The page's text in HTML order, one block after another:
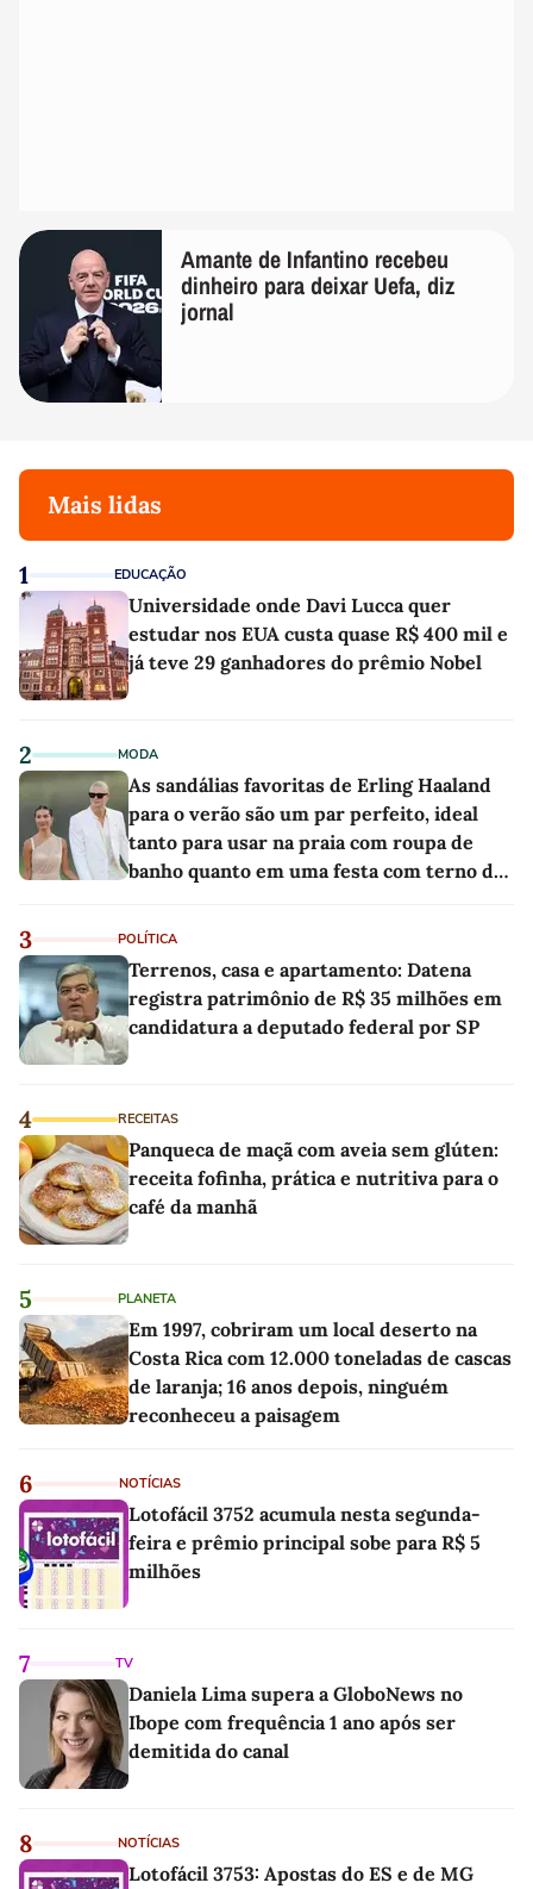
Amante de Infantino recebeu
dinheiro para deixar Uefa, diz
jornal
Mais lidas
1 EDUCAÇÃO
Universidade onde Davi Lucca quer
estudar nos EUA custa quase R$ 400 mil e
já teve 29 ganhadores do prêmio Nobel
2 MODA
As sandálias favoritas de Erling Haaland
para o verão são um par perfeito, ideal
tanto para usar na praia com roupa de
banho quanto em uma festa com terno de
3 POLÍTICA
Terrenos, casa e apartamento: Datena
registra patrimônio de R$ 35 milhões em
candidatura a deputado federal por SP
4 RECEITAS
Panqueca de maçã com aveia sem glúten:
receita fofinha, prática e nutritiva para o
café da manhã
5 PLANETA
Em 1997, cobriram um local deserto na
Costa Rica com 12.000 toneladas de cascas
de laranja; 16 anos depois, ninguém
reconheceu a paisagem
6 NOTÍCIAS
Lotofácil 3752 acumula nesta segunda-
feira e prêmio principal sobe para R$ 5
milhões
7 TV
Daniela Lima supera a GloboNews no
Ibope com frequência 1 ano após ser
demitida do canal
8 NOTÍCIAS
Lotofácil 3753: Apostas do ES e de MG